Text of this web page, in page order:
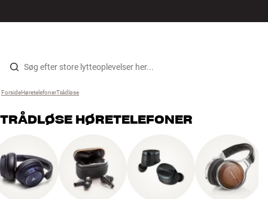
Gå til indhold
Højtaler
Surround
TV
Forside ›
Høretelefoner ›
Trådløse
TRÅDLØSE HØRETELEFONER